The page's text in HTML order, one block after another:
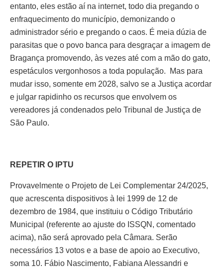
entanto, eles estão aí na internet, todo dia pregando o
enfraquecimento do município, demonizando o
administrador sério e pregando o caos. É meia dúzia de
parasitas que o povo banca para desgraçar a imagem de
Bragança promovendo, às vezes até com a mão do gato,
espetáculos vergonhosos a toda população. Mas para
mudar isso, somente em 2028, salvo se a Justiça acordar
e julgar rapidinho os recursos que envolvem os
vereadores já condenados pelo Tribunal de Justiça de
São Paulo.
REPETIR O IPTU
Provavelmente o Projeto de Lei Complementar 24/2025,
que acrescenta dispositivos à lei 1999 de 12 de
dezembro de 1984, que instituiu o Código Tributário
Municipal (referente ao ajuste do ISSQN, comentado
acima), não será aprovado pela Câmara. Serão
necessários 13 votos e a base de apoio ao Executivo,
soma 10. Fábio Nascimento, Fabiana Alessandri e